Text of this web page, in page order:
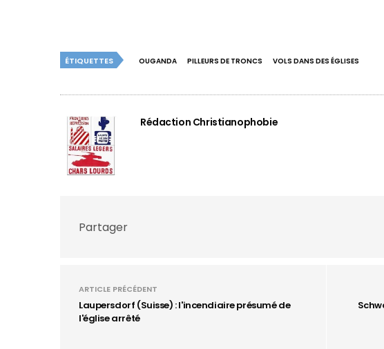
ÉTIQUETTES OUGANDA PILLEURS DE TRONCS VOLS DANS DES ÉGLISES
Rédaction Christianophobie
Partager
ARTICLE PRÉCÉDENT
Laupersdorf (Suisse) : l'incendiaire présumé de
l'église arrêté